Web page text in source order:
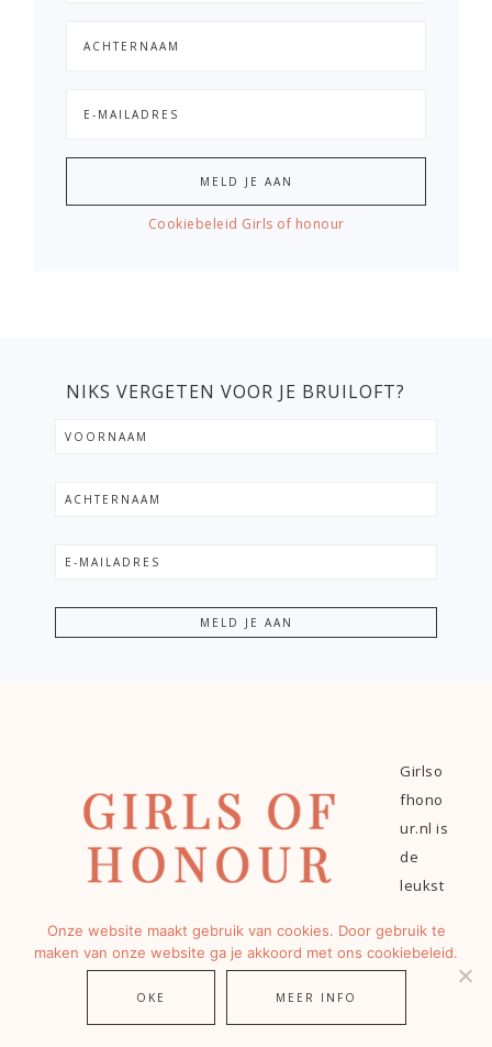
Cookiebeleid Girls of honour
NIKS VERGETEN VOOR JE BRUILOFT?
Girlso
fhono
ur.nl is
de
leukst
meest
inclusieve blog over trouwen van Nederland en België
bomvol bruiloft inspiratie en handige tips. We maken
ook twee keer per jaar het magazine TROUWEN dat te
Onze website maakt gebruik van cookies. Door gebruik te
maken van onze website ga je akkoord met ons cookiebeleid.
OKE MEER INFO